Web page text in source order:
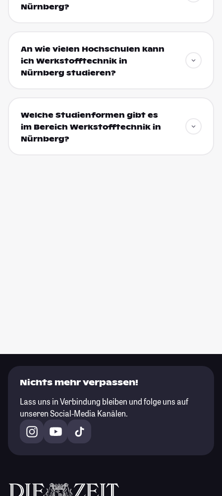
Nürnberg?
An wie vielen Hochschulen kann
ich Werkstofftechnik in
Nürnberg studieren?
Welche Studienformen gibt es
im Bereich Werkstofftechnik in
Nürnberg?
Nichts mehr verpassen!
Lass uns in Verbindung bleiben und folge uns auf
unseren Social-Media Kanälen.